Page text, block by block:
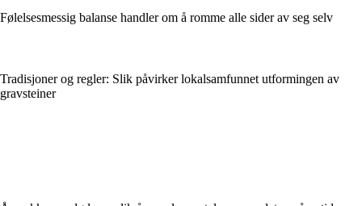
Følelsesmessig balanse handler om å romme alle sider av seg selv
Tradisjoner og regler: Slik påvirker lokalsamfunnet utformingen av
gravsteiner